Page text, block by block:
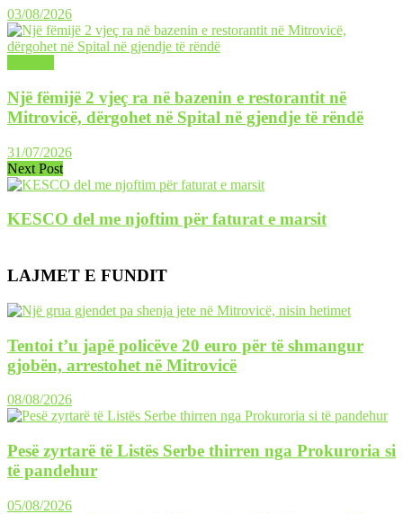
03/08/2026
Një fëmijë 2 vjeç ra në bazenin e restorantit në
Mitrovicë, dërgohet në Spital në gjendje të rëndë
31/07/2026
Next Post
KESCO del me njoftim për faturat e marsit
LAJMET E FUNDIT
Tentoi t’u japë policëve 20 euro për të shmangur
gjobën, arrestohet në Mitrovicë
08/08/2026
Pesë zyrtarë të Listës Serbe thirren nga Prokuroria si
të pandehur
05/08/2026